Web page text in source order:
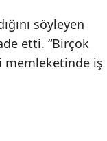
söyleyen
etti. “Birçok
memleketinde iş